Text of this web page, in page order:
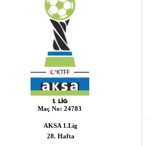
Maç No: 24783
AKSA 1.Lig
28. Hafta